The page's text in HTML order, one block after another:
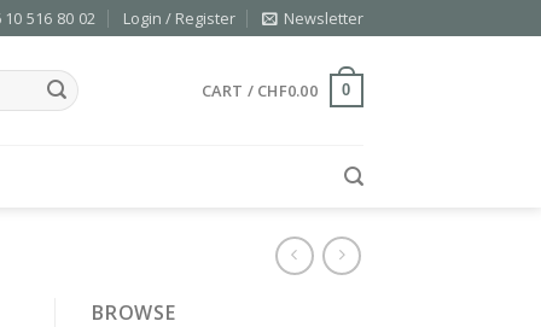
10 516 80 02 Login / Register Newsletter
CART / CHF0.00 0
BROWSE